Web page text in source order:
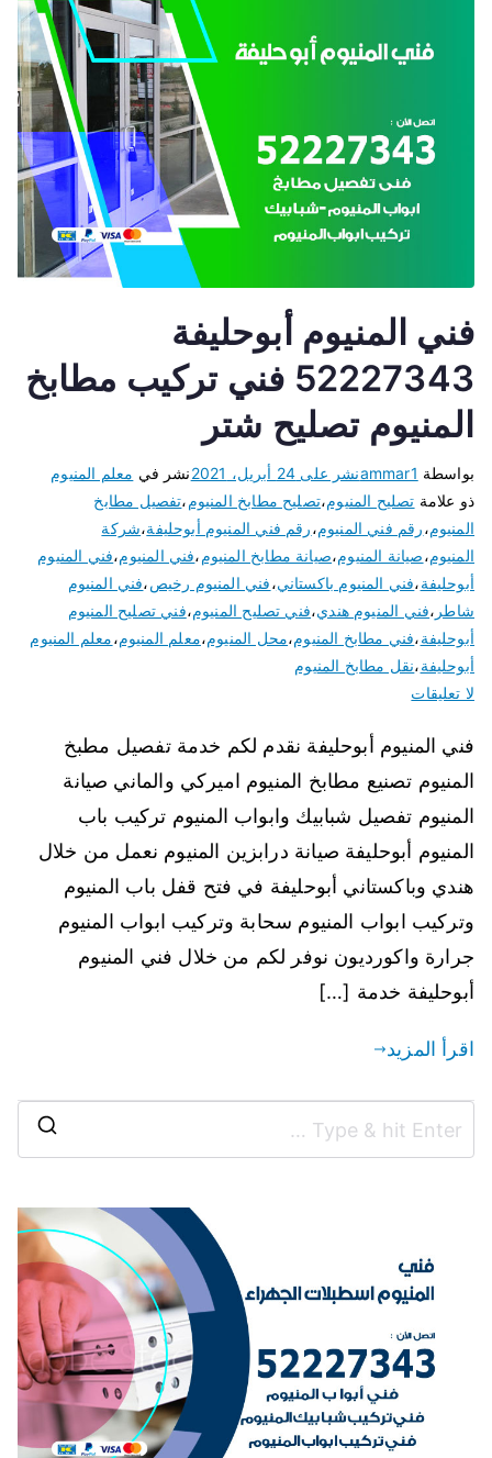
فني المنيوم أبوحليفة
52227343 فني تركيب مطابخ
المنيوم تصليح شتر
بواسطة ammar1نشر على 24 أبريل، 2021 نشر في معلم المنيوم
ذو علامة تصليح المنيوم،تصليح مطابخ المنيوم،تفصيل مطابخ
المنيوم،رقم فني المنيوم،رقم فني المنيوم أبوحليفة،شركة
المنيوم،صيانة المنيوم،صيانة مطابخ المنيوم،فني المنيوم،فني المنيوم
أبوحليفة،فني المنيوم باكستاني،فني المنيوم رخيص،فني المنيوم
شاطر ،فني المنيوم هندي،فني تصليح المنيوم،فني تصليح المنيوم
أبوحليفة،فني مطابخ المنيوم،محل المنيوم،معلم المنيوم،معلم المنيوم
أبوحليفة،نقل مطابخ المنيوم
لا تعليقات
فني المنيوم أبوحليفة نقدم لكم خدمة تفصيل مطبخ
المنيوم تصنيع مطابخ المنيوم اميركي والماني صيانة
المنيوم تفصيل شبابيك وابواب المنيوم تركيب باب
المنيوم أبوحليفة صيانة درابزين المنيوم نعمل من خلال
هندي وباكستاني أبوحليفة في فتح قفل باب المنيوم
وتركيب ابواب المنيوم سحابة وتركيب ابواب المنيوم
جرارة واكورديون نوفر لكم من خلال فني المنيوم
أبوحليفة خدمة […]
اقرأ المزيد